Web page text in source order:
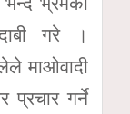
गरे ।
माओवादी
गर्ने